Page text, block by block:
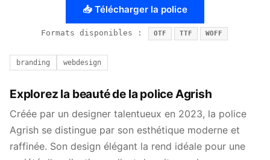
📥 Télécharger la police
Formats disponibles : OTF TTF WOFF
branding webdesign
Explorez la beauté de la police Agrish
Créée par un designer talentueux en 2023, la police
Agrish se distingue par son esthétique moderne et
raffinée. Son design élégant la rend idéale pour une